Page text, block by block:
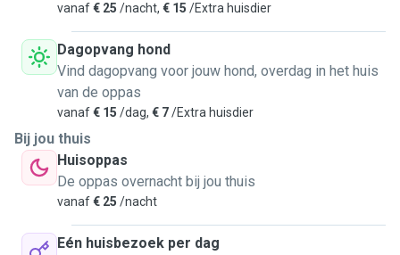
vanaf€ 25 /nacht, € 15 /Extra huisdier
Dagopvang hond
Vind dagopvang voor jouw hond, overdag in het huis
van de oppas
vanaf€ 15 /dag, € 7/Extra huisdier
Bij jou thuis
Huisoppas
De oppas overnacht bij jou thuis
vanaf€ 25 /nacht
Eén huisbezoek per dag